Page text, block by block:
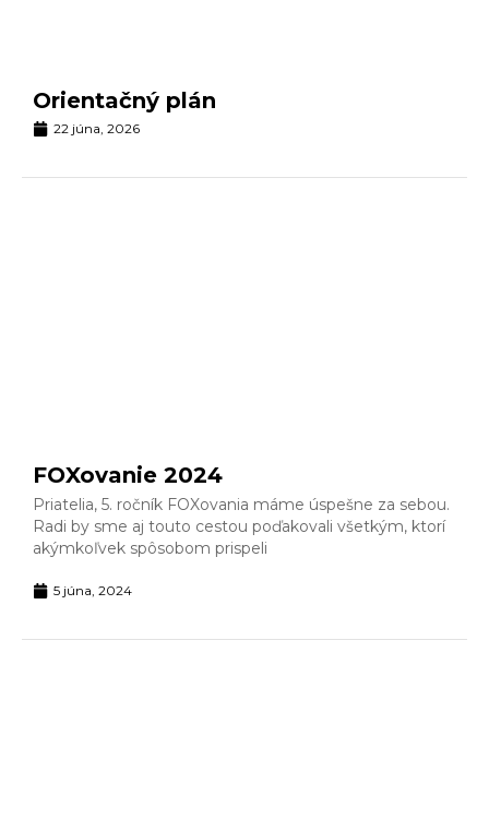
Orientačný plán
22 júna, 2026
FOXovanie 2024
Priatelia, 5. ročník FOXovania máme úspešne za sebou.
Radi by sme aj touto cestou poďakovali všetkým, ktorí
akýmkoľvek spôsobom prispeli
5 júna, 2024